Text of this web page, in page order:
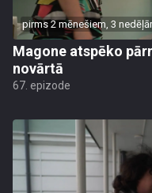
pirms 2 mēnešiem, 3
Magone atspēko
novārtā
67. epizode